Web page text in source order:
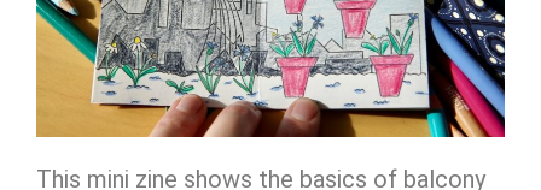
This mini zine shows the basics of balcony